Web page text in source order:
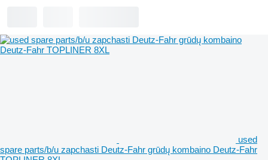
used
spare parts/b/u zapchasti Deutz-Fahr grūdų kombaino Deutz-Fahr